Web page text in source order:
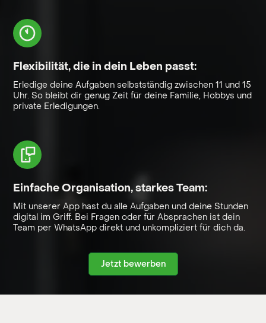
Flexibilität, die in dein Leben passt:
Erledige deine Aufgaben selbstständig zwischen 11 und 15
Uhr. So bleibt dir genug Zeit für deine Familie, Hobbys und
private Erledigungen.
Einfache Organisation, starkes Team:
Mit unserer App hast du alle Aufgaben und deine Stunden
digital im Griff. Bei Fragen oder für Absprachen ist dein
Team per WhatsApp direkt und unkompliziert für dich da.
Jetzt bewerben